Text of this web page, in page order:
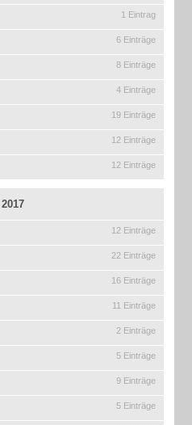
1 Eintrag
6 Einträge
8 Einträge
4 Einträge
19 Einträge
12 Einträge
12 Einträge
2017
12 Einträge
22 Einträge
16 Einträge
11 Einträge
2 Einträge
5 Einträge
9 Einträge
5 Einträge